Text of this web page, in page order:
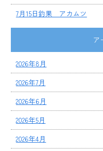
7月15日釣果 アカムツ
ア
2026年8月
2026年7月
2026年6月
2026年5月
2026年4月